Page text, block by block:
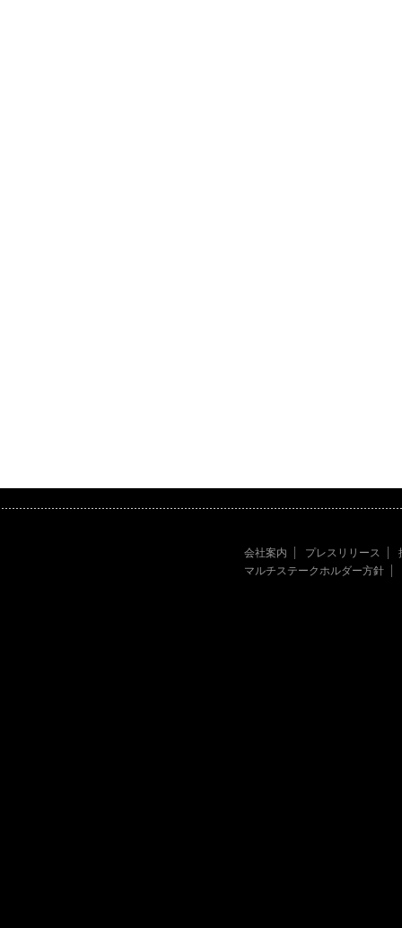
会社案内 プレスリリース
マルチステークホルダー方針